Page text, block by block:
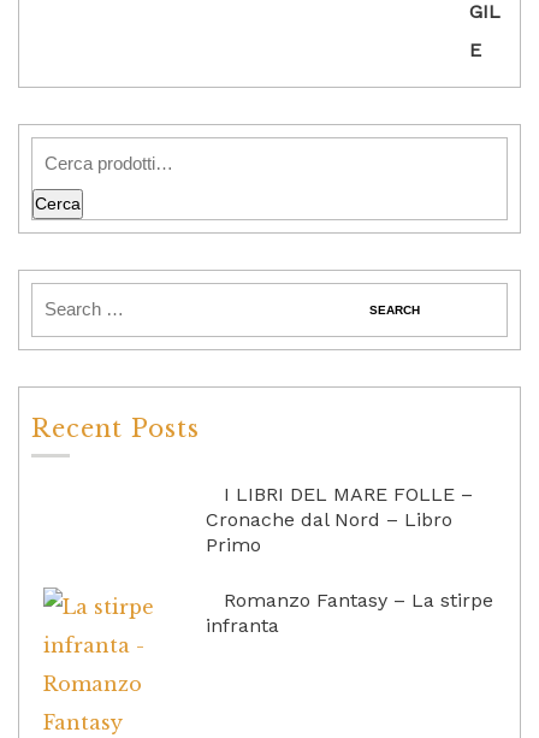
Cerca
Recent Posts
I LIBRI DEL MARE FOLLE –
Cronache dal Nord – Libro
Primo
Romanzo Fantasy – La stirpe
infranta